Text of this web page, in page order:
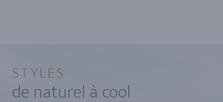
STYLES
de naturel à cool